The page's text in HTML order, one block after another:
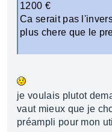
1200 €
Ca serait pas
plus chere que le
je voulais plutot
vaut mieux que je
préampli pour mon